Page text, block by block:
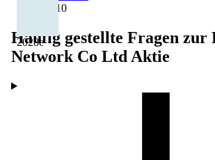
2028e
07.12.2010
Häufig gestellte Fragen zur
Network Co Ltd Aktie